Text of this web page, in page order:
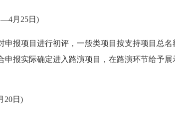
—4月25日)
申报项目进行初评，一般类项目按支持项目总
申报实际确定进入路演项目，在路演环节给予
20日)